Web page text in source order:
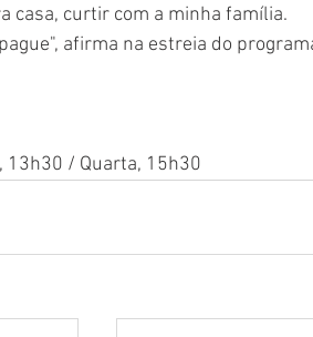
casa, curtir com a minha família.
afirma na estreia do
13h30 / Quarta, 15h30